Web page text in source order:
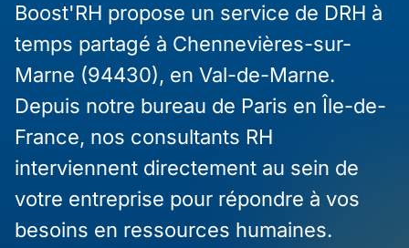
Boost'RH propose un service de DRH à
temps partagé à Chennevières-sur-
Marne (94430), en Val-de-Marne.
Depuis notre bureau de Paris en Île-de-
France, nos consultants RH
interviennent directement au sein de
votre entreprise pour répondre à vos
besoins en ressources humaines.